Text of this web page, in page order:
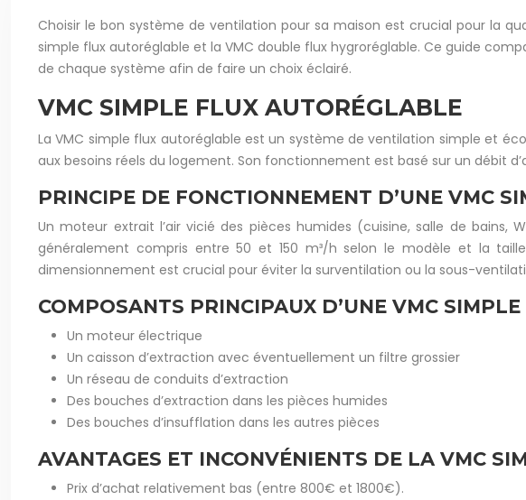
Choisir le bon système de ventilation pour sa maison est crucial pour la
simple flux autoréglable et la VMC double flux hygroréglable. Ce guide
de chaque système afin de faire un choix éclairé.
VMC SIMPLE FLUX AUTORÉGLABLE
La VMC simple flux autoréglable est un système de ventilation simple et
aux besoins réels du logement. Son fonctionnement est basé sur un débit
PRINCIPE DE FONCTIONNEMENT D’UNE VMC
Un moteur extrait l’air vicié des pièces humides (cuisine, salle de bains,
généralement compris entre 50 et 150 m³/h selon le modèle et la
dimensionnement est crucial pour éviter la surventilation ou la sous-
COMPOSANTS PRINCIPAUX D’UNE VMC
Un moteur électrique
Un caisson d’extraction avec éventuellement un filtre grossier
Un réseau de conduits d’extraction
Des bouches d’extraction dans les pièces humides
Des bouches d’insufflation dans les autres pièces
AVANTAGES ET INCONVÉNIENTS DE LA VMC
Prix d’achat relativement bas (entre 800€ et 1800€).